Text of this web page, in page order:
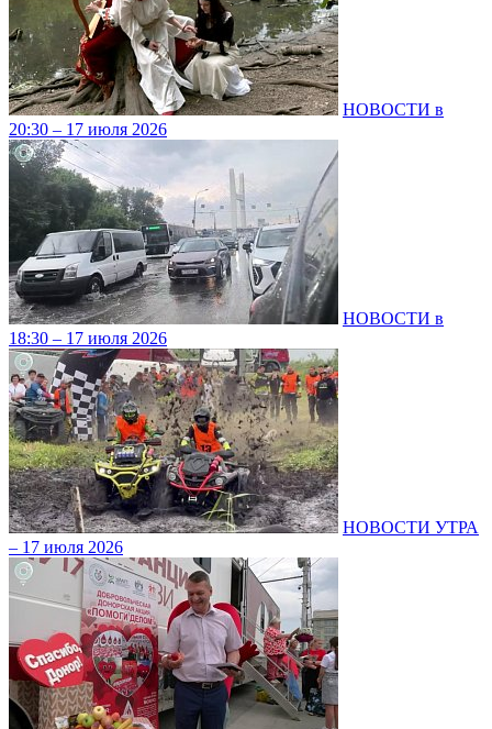
НОВОСТИ в
20:30 – 17 июля 2026
НОВОСТИ в
18:30 – 17 июля 2026
НОВОСТИ УТРА
– 17 июля 2026